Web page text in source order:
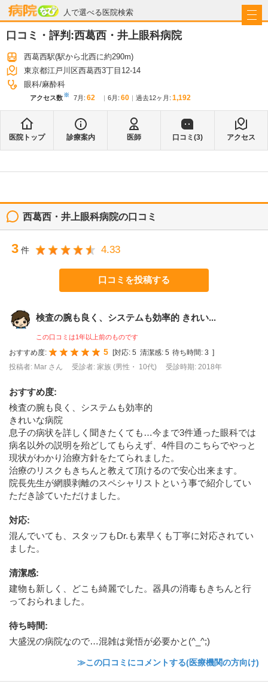
人で選べる医院検索
病院なび
口コミ・評判:西葛西・井上眼科病院
西葛西駅(駅から北西に約290m)
東京都江戸川区西葛西3丁目12-14
眼科 麻酔科
アクセス数※ 7月 : 62 6月 : 60 過去12ヶ月: 1,192
医院トップ 診療案内 医師 口コミ(3) アクセス
西葛西・井上眼科病院の口コミ
3 件 4.33
口コミを投稿する
検査の腕も良く、システムも効率的 きれい...
この口コミは1年以上前のものです
おすすめ度: 5 [対応: 5 清潔感: 5 待ち時間: 3 ]
投稿者: Mar さん
受診者: 家族 (男性・ 10代) 受診時期: 2018年
おすすめ度:
検査の腕も良く、システムも効率的
きれいな病院
息子の病状を詳しく聞きたくても…今まで3件通った眼科では
病名以外の説明を殆どしてもらえず、4件目のこちらでやっと
現状がわかり治療方針をたてられました。
治療のリスクもきちんと教えて頂けるので安心出来ます。
院長先生が網膜剥離のスペシャリストという事で紹介してい
ただき診ていただけました。
対応:
混んでいても、スタッフもDr.も素早くも丁寧に対応されてい
ました。
清潔感:
建物も新しく、どこも綺麗でした。器具の消毒もきちんと行
っておられました。
待ち時間:
大盛況の病院なので…混雑は覚悟が必要かと(^_^;)
≫この口コミにコメントする(医療機関の方向け)